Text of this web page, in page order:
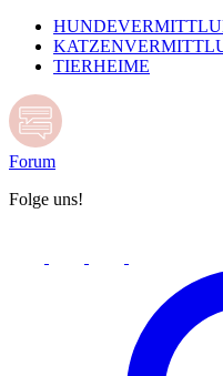
TIERHEIME
Forum
Folge uns!